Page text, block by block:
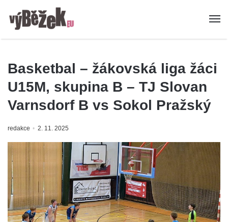
Basketbal – žákovská liga žáci
U15M, skupina B – TJ Slovan
Varnsdorf B vs Sokol Pražský
redakce 2. 11. 2025